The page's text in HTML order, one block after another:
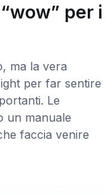
per i
ma la vera
per far sentire
Le
un manuale
faccia venire